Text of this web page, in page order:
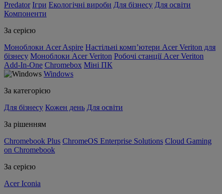
Predator Ігри Екологічні вироби Для бізнесу Для освіти
Компоненти
За серією
Моноблоки Acer Aspire Настільні комп’ютери Acer Veriton для
бізнесу Моноблоки Acer Veriton Робочі станції Acer Veriton
Add-In-One Chromebox Міні ПК
Windows
За категорією
Для бізнесу Кожен день Для освіти
За рішенням
Chromebook Plus ChromeOS Enterprise Solutions Cloud Gaming
on Chromebook
За серією
Acer Iconia